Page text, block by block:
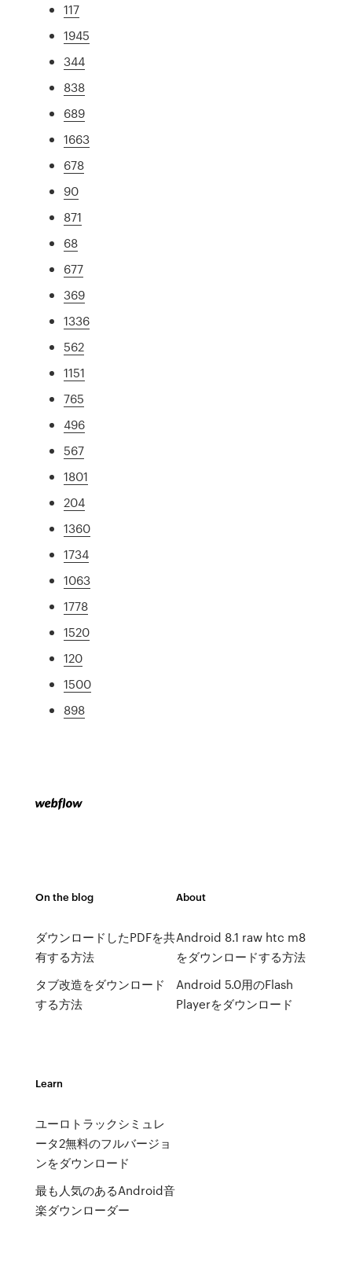
117
1945
344
838
689
1663
678
90
871
68
677
369
1336
562
1151
765
496
567
1801
204
1360
1734
1063
1778
1520
120
1500
898
On the blog
ダウンロードしたPDFを共
有する方法
タブ改造をダウンロード
する方法
About
Android 8.1 raw htc m8
をダウンロードする方法
Android 5.0用のFlash
Playerをダウンロード
Learn
ユーロトラックシミュレ
ータ2無料のフルバージョ
ンをダウンロード
最も人気のあるAndroid音
楽ダウンローダー